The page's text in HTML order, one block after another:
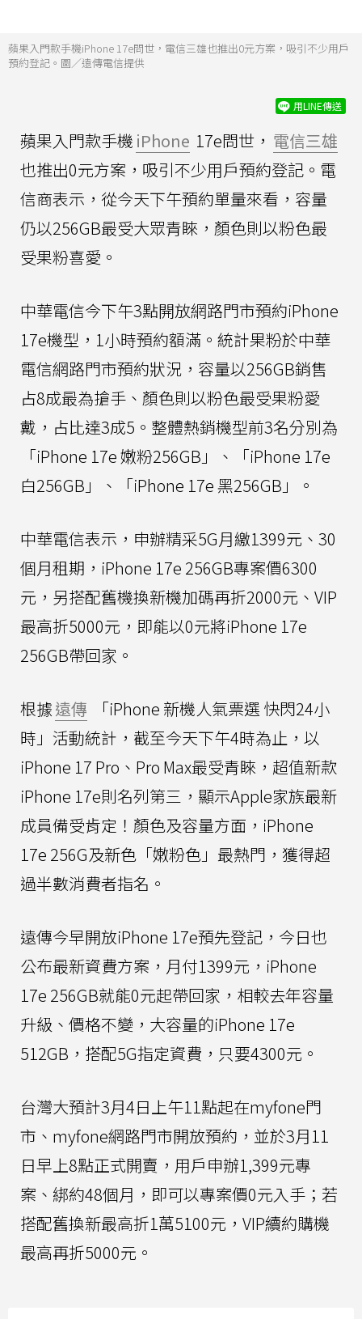
蘋果入門款手機iPhone 17e問世，電信三雄也推出0元方案，吸引不少用戶
預約登記。圖／遠傳電信提供
用LINE傳送
蘋果入門款手機 iPhone 17e問世， 電信三雄
也推出0元方案，吸引不少用戶預約登記。電
信商表示，從今天下午預約單量來看，容量
仍以256GB最受大眾青睞，顏色則以粉色最
受果粉喜愛。
中華電信今下午3點開放網路門市預約iPhone
17e機型，1小時預約額滿。統計果粉於中華
電信網路門市預約狀況，容量以256GB銷售
占8成最為搶手、顏色則以粉色最受果粉愛
戴，占比達3成5。整體熱銷機型前3名分別為
「iPhone 17e 嫩粉256GB」、「iPhone 17e
白256GB」、「iPhone 17e 黑256GB」。
中華電信表示，申辦精采5G月繳1399元、30
個月租期，iPhone 17e 256GB專案價6300
元，另搭配舊機換新機加碼再折2000元、VIP
最高折5000元，即能以0元將iPhone 17e
256GB帶回家。
根據遠傳
「iPhone 新機人氣票選 快閃24小
時」活動統計，截至今天下午4時為止，以
iPhone 17 Pro、Pro Max最受青睞，超值新款
iPhone 17e則名列第三，顯示Apple家族最新
成員備受肯定！顏色及容量方面，iPhone
17e 256G及新色「嫩粉色」最熱門，獲得超
過半數消費者指名。
遠傳今早開放iPhone 17e預先登記，今日也
公布最新資費方案，月付1399元，iPhone
17e 256GB就能0元起帶回家，相較去年容量
升級、價格不變，大容量的iPhone 17e
512GB，搭配5G指定資費，只要4300元。
台灣大預計3月4日上午11點起在myfone門
市、myfone網路門市開放預約，並於3月11
日早上8點正式開賣，用戶申辦1,399元專
案、綁約48個月，即可以專案價0元入手；若
搭配舊換新最高折1萬5100元，VIP續約購機
最高再折5000元。